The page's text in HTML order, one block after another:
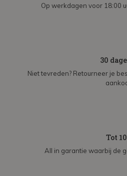
Op werkdagen voor 18:00
30
Niet tevreden? Retourneer je
Tot
All in garantie waarbij de